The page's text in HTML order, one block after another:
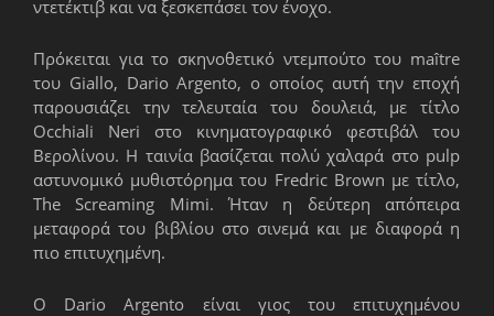
ντετέκτιβ και να ξεσκεπάσει τον ένοχο.
Πρόκειται για το σκηνοθετικό ντεμπούτο του maître
του Giallo, Dario Argento, ο οποίος αυτή την εποχή
παρουσιάζει την τελευταία του δουλειά, με τίτλο
Occhiali Neri στο κινηματογραφικό φεστιβάλ του
Βερολίνου. Η ταινία βασίζεται πολύ χαλαρά στο pulp
αστυνομικό μυθιστόρημα του Fredric Brown με τίτλο,
The Screaming Mimi. Ήταν η δεύτερη απόπειρα
μεταφορά του βιβλίου στο σινεμά και με διαφορά η
πιο επιτυχημένη.
Ο Dario Argento είναι γιος του επιτυχημένου